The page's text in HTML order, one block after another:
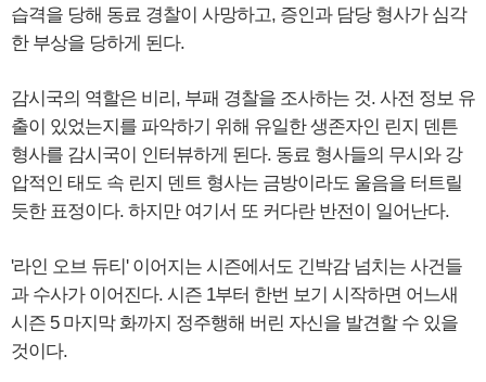
습격을 당해 동료 경찰이 사망하고, 증인과 담당 형사가 심각
한 부상을 당하게 된다.
감시국의 역할은 비리, 부패 경찰을 조사하는 것. 사전 정보 유
출이 있었는지를 파악하기 위해 유일한 생존자인 린지 덴튼
형사를 감시국이 인터뷰하게 된다. 동료 형사들의 무시와 강
압적인 태도 속 린지 덴트 형사는 금방이라도 울음을 터트릴
듯한 표정이다. 하지만 여기서 또 커다란 반전이 일어난다.
'라인 오브 듀티' 이어지는 시즌에서도 긴박감 넘치는 사건들
과 수사가 이어진다. 시즌 1부터 한번 보기 시작하면 어느새
시즌 5 마지막 화까지 정주행해 버린 자신을 발견할 수 있을
것이다.